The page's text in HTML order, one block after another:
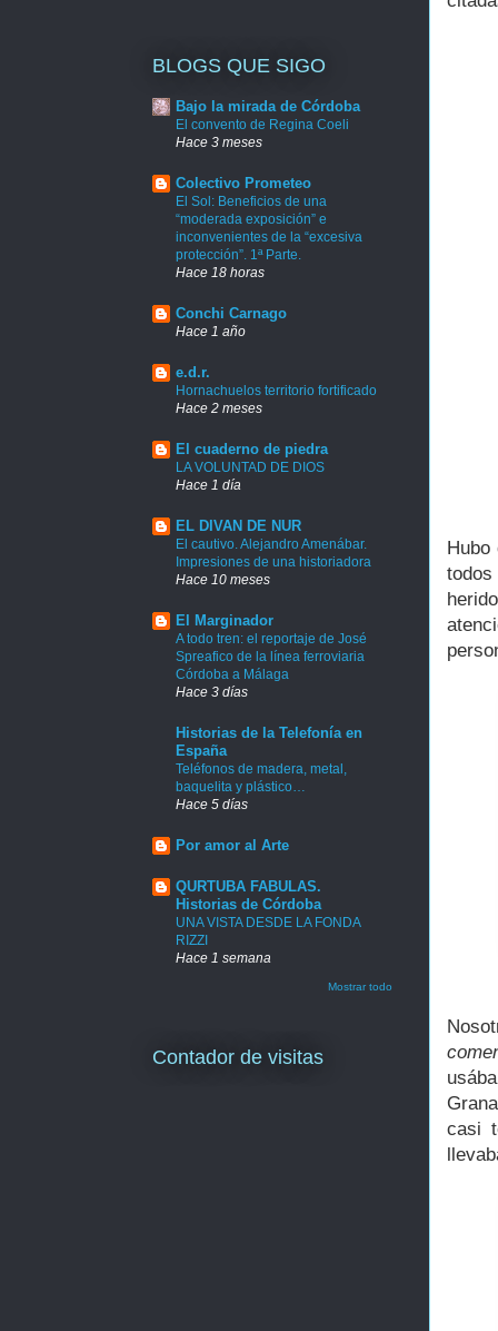
Hubo
casi
BLOGS QUE SIGO
Bajo la mirada de Córdoba
El convento de Regina Coeli
Hace 3 meses
Colectivo Prometeo
El Sol: Beneficios de una
“moderada exposición” e
inconvenientes de la “excesiva
protección”. 1ª Parte.
Hace 18 horas
Conchi Carnago
Hace 1 año
e.d.r.
Hornachuelos territorio fortificado
Hace 2 meses
El cuaderno de piedra
LA VOLUNTAD DE DIOS
Hace 1 día
EL DIVAN DE NUR
El cautivo. Alejandro Amenábar.
Impresiones de una historiadora
Hace 10 meses
El Marginador
A todo tren: el reportaje de José
Spreafico de la línea ferroviaria
Córdoba a Málaga
Hace 3 días
Historias de la Telefonía en
España
Teléfonos de madera, metal,
baquelita y plástico…
Hace 5 días
Por amor al Arte
QURTUBA FABULAS.
Historias de Córdoba
UNA VISTA DESDE LA FONDA
RIZZI
Hace 1 semana
Mostrar todo
Contador de visitas